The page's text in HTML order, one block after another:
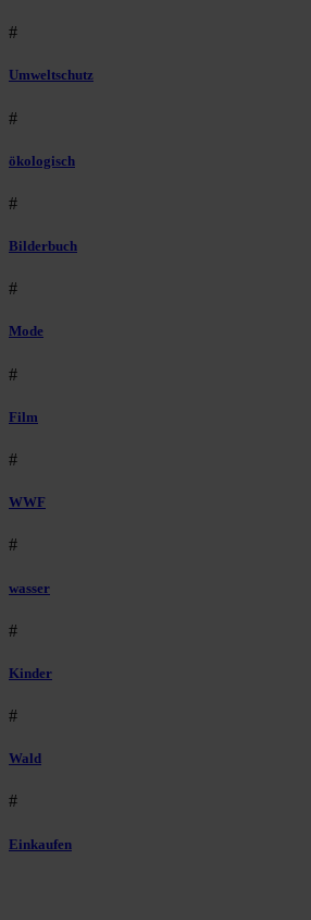
#
Umweltschutz
#
ökologisch
#
Bilderbuch
#
Mode
#
Film
#
WWF
#
wasser
#
Kinder
#
Wald
#
Einkaufen